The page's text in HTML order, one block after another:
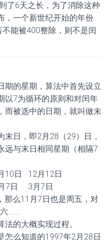
了6天之长，为了消除这种
，一个新世纪开始的年份
不能被400整除，则不是闰
期的星期，算法中首先设立
以7为循环的原则和对闰年
而被选中的日期，就叫做末
日，即2月28（29）日，
远与末日相同星期（相隔7
日 12月12日
7日 3月7日
那么11月7日也是周五，对
……..
的大概实现过程。
怎么知道的1997年2月28日